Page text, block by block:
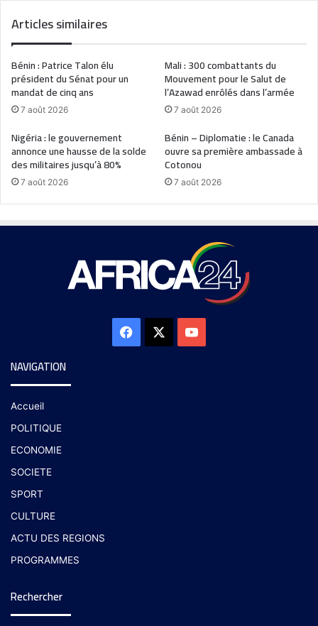
Articles similaires
Bénin : Patrice Talon élu
président du Sénat pour un
mandat de cinq ans
7 août 2026
Mali : 300 combattants du
Mouvement pour le Salut de
l’Azawad enrôlés dans l’armée
7 août 2026
Nigéria : le gouvernement
annonce une hausse de la solde
des militaires jusqu’à 80%
7 août 2026
Bénin – Diplomatie : le Canada
ouvre sa première ambassade à
Cotonou
7 août 2026
NAVIGATION
Accueil
POLITIQUE
ECONOMIE
SOCIETE
SPORT
CULTURE
ACTU DES REGIONS
PROGRAMMES
Rechercher